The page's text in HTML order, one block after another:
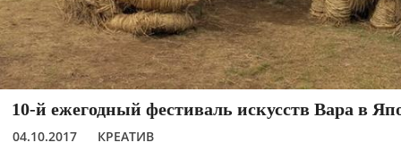
10-й ежегодный фестиваль искусств Вара в
04.10.2017 КРЕАТИВ